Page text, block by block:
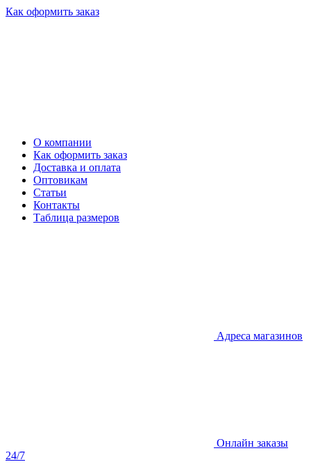
Как оформить заказ
О компании
Как оформить заказ
Доставка и оплата
Оптовикам
Статьи
Контакты
Таблица размеров
Адреса магазинов
Онлайн заказы
24/7